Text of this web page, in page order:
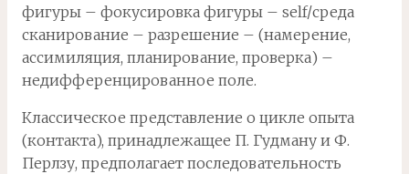
фигуры – фокусировка фигуры – self/среда
сканирование – разрешение – (намерение,
ассимиляция, планирование, проверка) –
недифференцированное поле.
Классическое представление о цикле опыта
(контакта), принадлежащее П. Гудману и Ф.
Перлзу, предполагает последовательность